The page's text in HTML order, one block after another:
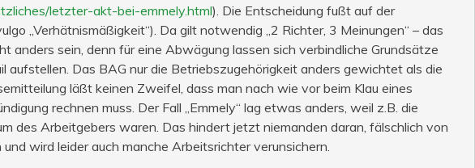
letzter-akt-bei-emmely.html). Die Entscheidung fußt auf der
„Verhätnismäßigkeit“). Da gilt notwendig „2 Richter, 3 Meinungen“ – das
anders sein, denn für eine Abwägung lassen sich verbindliche Grundsätze
aufstellen. Das BAG nur die Betriebszugehörigkeit anders gewichtet als die
läßt keinen Zweifel, dass man nach wie vor beim Klau eines
rechnen muss. Der Fall „Emmely“ lag etwas anders, weil z.B. die
des Arbeitgebers waren. Das hindert jetzt niemanden daran, fälschlich von
und wird leider auch manche Arbeitsrichter verunsichern.